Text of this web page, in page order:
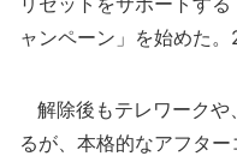
ャンペーン」を始めた
解除後もテレワークや
るが、本格的なアフタ